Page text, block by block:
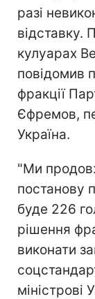
разі
відставку.
кулуарах
повідомив
фракції
Єфремов,
Україна.
"Ми
постанову
буде 226
рішення
виконати
міністрові